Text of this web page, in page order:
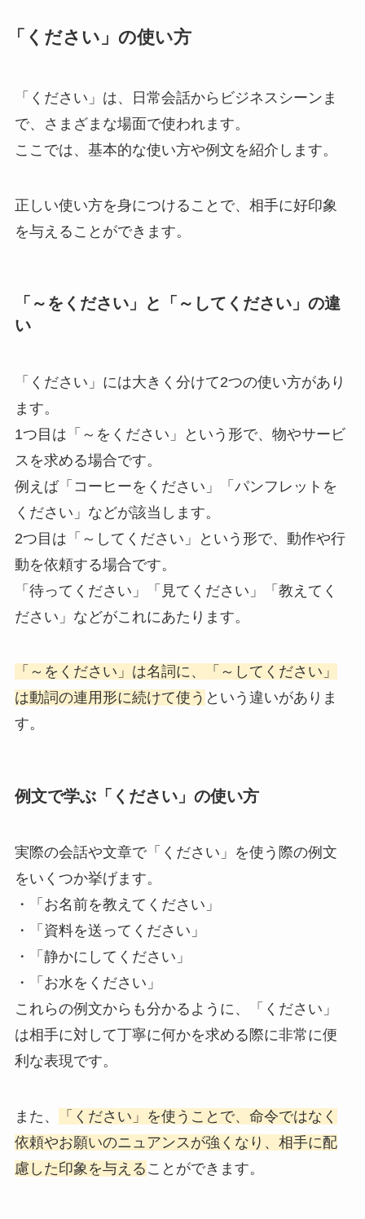
「ください」の使い方
「ください」は、日常会話からビジネスシーンま
で、さまざまな場面で使われます。
ここでは、基本的な使い方や例文を紹介します。
正しい使い方を身につけることで、相手に好印象
を与えることができます。
「～をください」と「～してください」の違
い
「ください」には大きく分けて2つの使い方があり
ます。
1つ目は「～をください」という形で、物やサービ
スを求める場合です。
例えば「コーヒーをください」「パンフレットを
ください」などが該当します。
2つ目は「～してください」という形で、動作や行
動を依頼する場合です。
「待ってください」「見てください」「教えてく
ださい」などがこれにあたります。
「～をください」は名詞に、「～してください」
は動詞の連用形に続けて使う という違いがありま
す。
例文で学ぶ「ください」の使い方
実際の会話や文章で「ください」を使う際の例文
をいくつか挙げます。
・「お名前を教えてください」
・「資料を送ってください」
・「静かにしてください」
・「お水をください」
これらの例文からも分かるように、「ください」
は相手に対して丁寧に何かを求める際に非常に便
利な表現です。
また、
「ください」を使うことで、命令ではなく
依頼やお願いのニュアンスが強くなり、相手に配
慮した印象を与える ことができます。